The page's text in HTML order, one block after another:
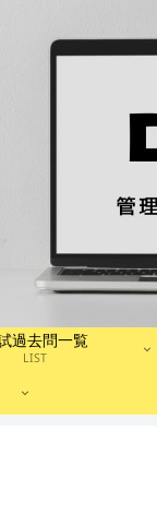
過去問一覧
LIST